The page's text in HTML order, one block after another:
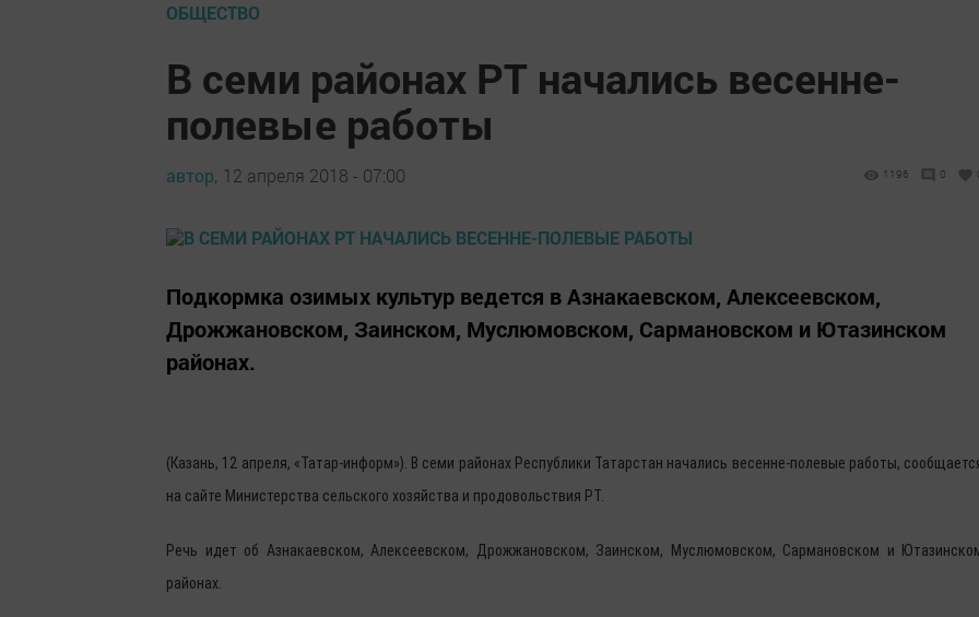
ОБЩЕСТВО
В семи районах РТ начались весенне-
полевые работы
автор, 12 апреля 2018 - 07:00 1196 0
Подкормка озимых культур ведется в Азнакаевском, Алексеевском,
Дрожжановском, Заинском, Муслюмовском, Сармановском и Ютазинском
районах.
(Казань, 12 апреля, «Татар-информ»). В семи районах Республики Татарстан начались весенне-полевые работы,
на сайте Министерства сельского хозяйства и продовольствия РТ.
Речь идет об Азнакаевском, Алексеевском, Дрожжановском, Заинском, Муслюмовском, Сармановском и
районах.